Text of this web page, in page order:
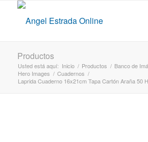
Productos
Usted está aquí: Inicio / Productos / Banco de
Hero Images / Cuadernos /
Laprida Cuaderno 16x21cm Tapa Cartón Araña 50